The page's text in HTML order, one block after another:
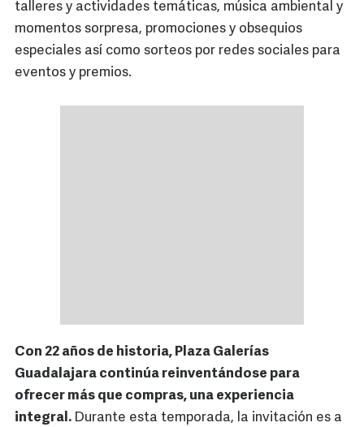
talleres y actividades temáticas, música ambiental y
momentos sorpresa, promociones y obsequios
especiales así como sorteos por redes sociales para
eventos y premios.
Con 22 años de historia, Plaza Galerías
Guadalajara continúa reinventándose para
ofrecer más que compras, una experiencia
integral. Durante esta temporada, la invitación es a